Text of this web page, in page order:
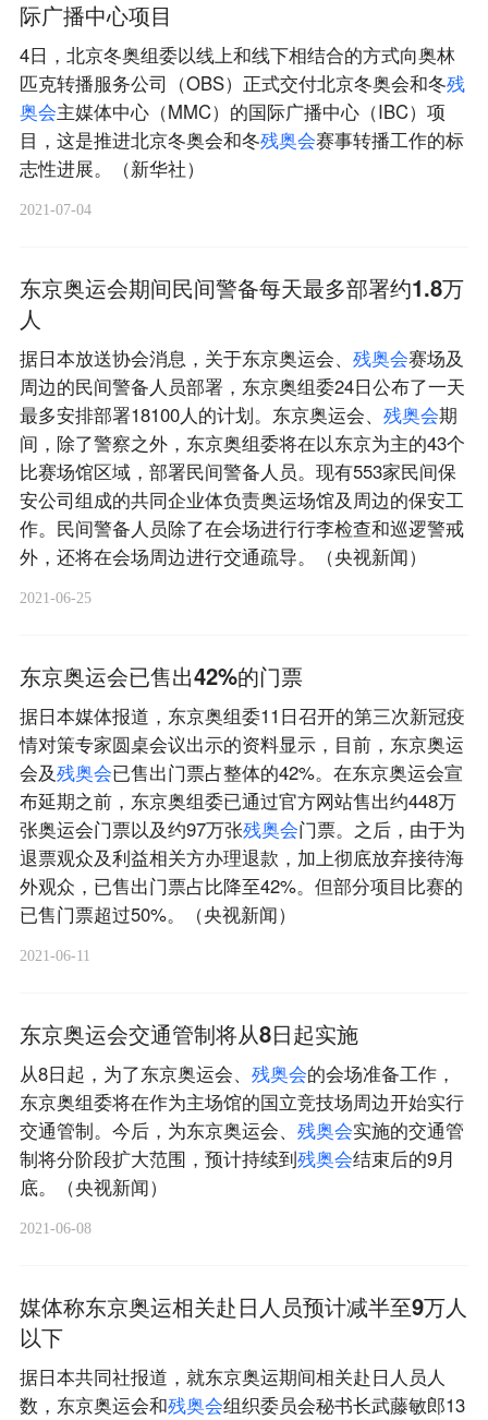
际广播中心项目
4日，北京冬奥组委以线上和线下相结合的方式向奥林
匹克转播服务公司（OBS）正式交付北京冬奥会和冬残
奥会主媒体中心（MMC）的国际广播中心（IBC）项
目，这是推进北京冬奥会和冬残奥会赛事转播工作的标
志性进展。（新华社）
2021-07-04
东京奥运会期间民间警备每天最多部署约1.8万
人
据日本放送协会消息，关于东京奥运会、 残奥会赛场及
周边的民间警备人员部署，东京奥组委24日公布了一天
最多安排部署18100人的计划。东京奥运会、 残奥会期
间，除了警察之外，东京奥组委将在以东京为主的43个
比赛场馆区域，部署民间警备人员。现有553家民间保
安公司组成的共同企业体负责奥运场馆及周边的保安工
作。民间警备人员除了在会场进行行李检查和巡逻警戒
外，还将在会场周边进行交通疏导。（央视新闻）
2021-06-25
东京奥运会已售出42%的门票
据日本媒体报道，东京奥组委11日召开的第三次新冠疫
情对策专家圆桌会议出示的资料显示，目前，东京奥运
会及残奥会已售出门票占整体的42%。在东京奥运会宣
布延期之前，东京奥组委已通过官方网站售出约448万
张奥运会门票以及约97万张残奥会门票。之后，由于为
退票观众及利益相关方办理退款，加上彻底放弃接待海
外观众，已售出门票占比降至42%。但部分项目比赛的
已售门票超过50%。（央视新闻）
2021-06-11
东京奥运会交通管制将从8日起实施
从8日起，为了东京奥运会、 残奥会的会场准备工作，
东京奥组委将在作为主场馆的国立竞技场周边开始实行
交通管制。今后，为东京奥运会、 残奥会实施的交通管
制将分阶段扩大范围，预计持续到残奥会结束后的9月
底。（央视新闻）
2021-06-08
媒体称东京奥运相关赴日人员预计减半至9万人
以下
据日本共同社报道，就东京奥运期间相关赴日人员人
数，东京奥运会和残奥会组织委员会秘书长武藤敏郎13